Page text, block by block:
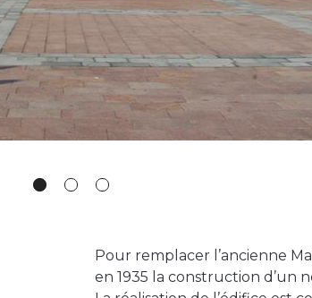
Pour remplacer l’ancienne
en 1935 la construction d’un